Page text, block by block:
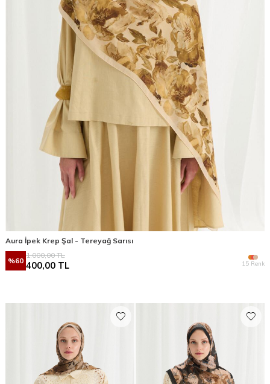
Aura İpek Krep Şal - Tereyağ Sarısı
%60
1.000,00TL
400,00 TL 15 Renk